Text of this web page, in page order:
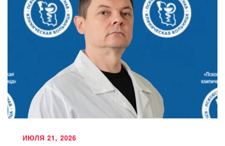
ИЮЛЯ 21, 2026